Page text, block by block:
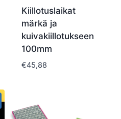
Kiillotuslaikat
märkä ja
kuivakiillotukseen
100mm
€45,88